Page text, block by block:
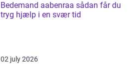
Bedemand aabenraa sådan får du
tryg hjælp i en svær tid
02 july 2026